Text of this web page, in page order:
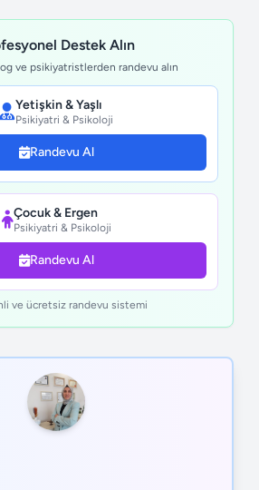
Destek Alın
ve psikiyatristlerden randevu alın
Yetişkin & Yaşlı
Psikiyatri & Psikoloji
Randevu Al
Çocuk & Ergen
Psikiyatri & Psikoloji
Randevu Al
ve ücretsiz randevu sistemi